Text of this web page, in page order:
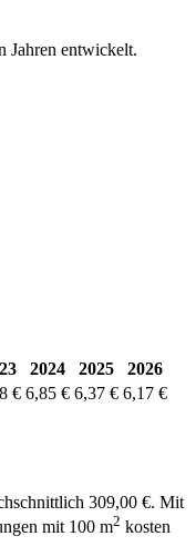
Jahren entwickelt.
2024 2025
2026
€ 6,85 € 6,37 € 6,17 €
309,00 €. Mit
mit 100 m2 kosten